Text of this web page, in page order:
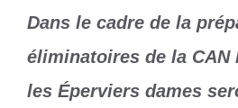
Dans le cadre de la
éliminatoires de la CAN
les Éperviers dames